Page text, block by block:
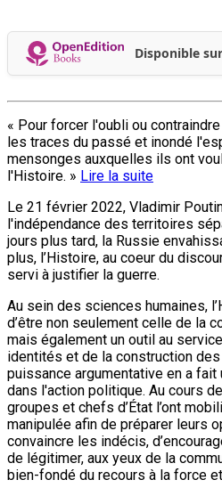
Disponible
« Pour forcer l'oubli ou
les traces du passé et inondé
mensonges auxquelles ils ont
l'Histoire. » Lire la suite
Le 21 février 2022, Vladimir
l'indépendance des territoires
jours plus tard, la Russie
plus, l’Histoire, au coeur du
servi à justifier la guerre.
Au sein des sciences humaines,
d’être non seulement celle de la
mais également un outil au
identités et de la construction
puissance argumentative en a fait
dans l'action politique. Au cours
groupes et chefs d’État l’ont
manipulée afin de préparer leurs
convaincre les indécis,
de légitimer, aux yeux de la
bien-fondé du recours à la force